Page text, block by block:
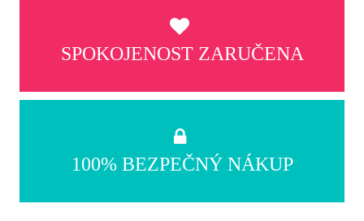
SPOKOJENOST ZARUČENA
100% BEZPEČNÝ NÁKUP